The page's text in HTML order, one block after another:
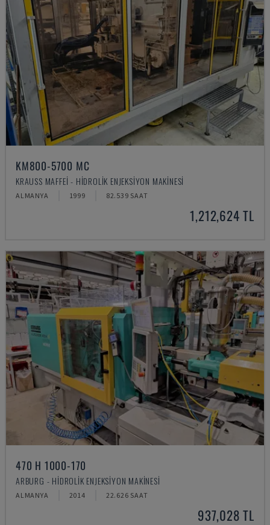
KM800-5700 MC
KRAUSS MAFFEI - HIDROLIK ENJEKSIYON MAKINESI
ALMANYA 1999 82.539 SAAT
1,212,624 TL
470 H 1000-170
ARBURG - HIDROLIK ENJEKSIYON MAKINESI
ALMANYA 2014 22.626 SAAT
937,028 TL